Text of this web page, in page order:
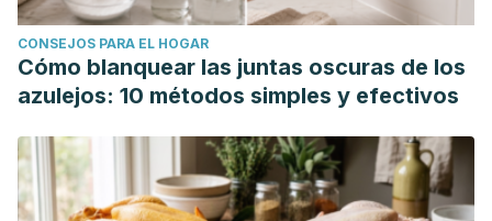
CONSEJOS PARA EL HOGAR
Cómo blanquear las juntas oscuras de los
azulejos: 10 métodos simples y efectivos